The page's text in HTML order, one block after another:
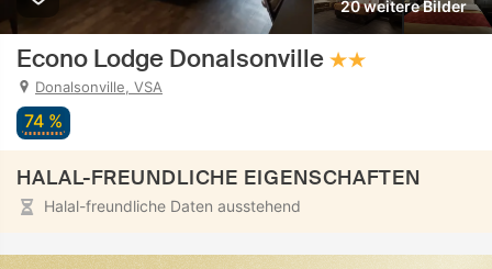
20 weitere Bilder
Econo Lodge Donalsonville
Donalsonville, VSA
74 %
HALAL-FREUNDLICHE EIGENSCHAFTEN
Halal-freundliche Daten ausstehend